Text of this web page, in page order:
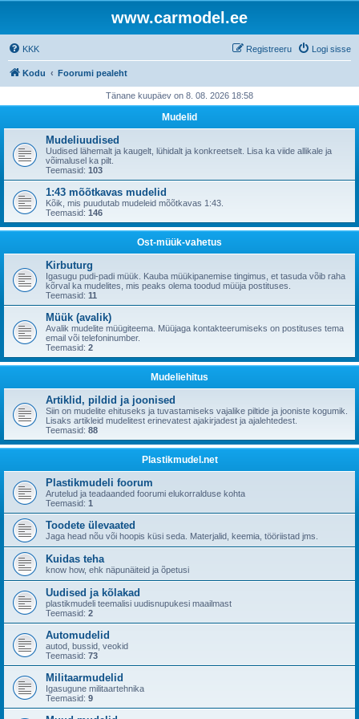
www.carmodel.ee
KKK Logi sisse
Registreeru
Kodu Foorumi pealeht
Tänane kuupäev on 8. 08. 2026 18:58
Mudelid
Mudeliuudised
Uudised lähemalt ja kaugelt, lühidalt ja konkreetselt. Lisa ka viide allikale ja
võimalusel ka pilt.
Teemasid: 103
1:43 mõõtkavas mudelid
Kõik, mis puudutab mudeleid mõõtkavas 1:43.
Teemasid: 146
Ost-müük-vahetus
Kirbuturg
Igasugu pudi-padi müük. Kauba müükipanemise tingimus, et tasuda võib raha
kõrval ka mudelites, mis peaks olema toodud müüja postituses.
Teemasid: 11
Müük (avalik)
Avalik mudelite müügiteema. Müüjaga kontakteerumiseks on postituses tema
email või telefoninumber.
Teemasid: 2
Mudeliehitus
Artiklid, pildid ja joonised
Siin on mudelite ehituseks ja tuvastamiseks vajalike piltide ja jooniste kogumik.
Lisaks artikleid mudelitest erinevatest ajakirjadest ja ajalehtedest.
Teemasid: 88
Plastikmudel.net
Plastikmudeli foorum
Arutelud ja teadaanded foorumi elukorralduse kohta
Teemasid: 1
Toodete ülevaated
Jaga head nõu või hoopis küsi seda. Materjalid, keemia, tööriistad jms.
Kuidas teha
know how, ehk näpunäiteid ja õpetusi
Uudised ja kõlakad
plastikmudeli teemalisi uudisnupukesi maailmast
Teemasid: 2
Automudelid
autod, bussid, veokid
Teemasid: 73
Militaarmudelid
Igasugune militaartehnika
Teemasid: 9